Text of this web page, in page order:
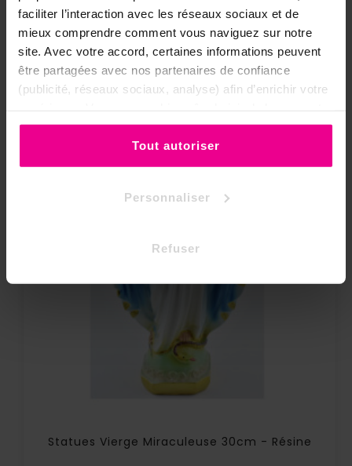
faciliter l’interaction avec les réseaux sociaux et de
mieux comprendre comment vous naviguez sur notre
site. Avec votre accord, certaines informations peuvent
être partagées avec nos partenaires de confiance
(publicité, réseaux sociaux, analyse) afin d’enrichir votre
ou de les refuser.
Tout autoriser
Personnaliser
Refuser
Statues Vierge Miraculeuse 30cm - Résine